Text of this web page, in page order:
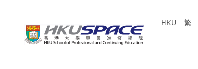
HKU 繁